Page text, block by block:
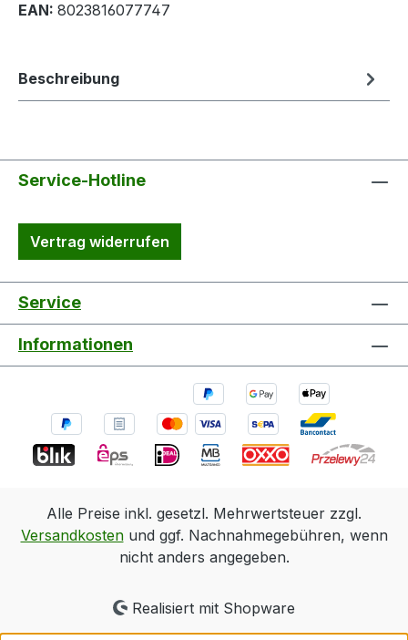
EAN: 8023816077747
Beschreibung
Service-Hotline
Vertrag widerrufen
Service
Informationen
Alle Preise inkl. gesetzl. Mehrwertsteuer zzgl.
Versandkostenund ggf. Nachnahmegebühren, wenn
nicht anders angegeben.
Realisiert mit Shopware